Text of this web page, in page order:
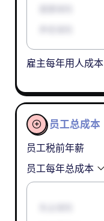
雇主每年用人成本

员工总成本
员工税前年薪
员工每年总成本